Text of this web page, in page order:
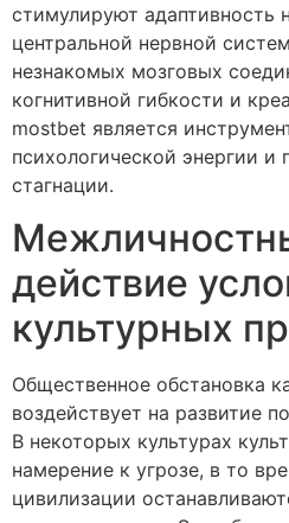
стимулируют адаптивность
центральной нервной
незнакомых мозговых
когнитивной гибкости и
mostbet является
психологической энергии и
стагнации.
действие
культурных
Общественное обстановка
воздействует на развитие
В некоторых культурах
намерение к угрозе, в то
цивилизации